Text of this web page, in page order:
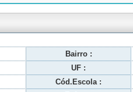
Bairro :
UF :
Cód.Escola :